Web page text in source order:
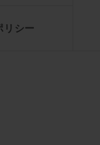
リシー